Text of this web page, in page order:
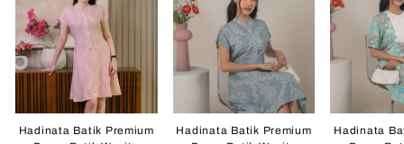
Hadinata Batik Premium
Hadinata Batik Premium
Hadinata